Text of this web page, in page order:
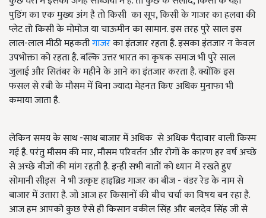
पुडिंग का एक मुख्य अंग है तो किसी का सूप, किसी के गाजर का हलवा की
प्लेट तो किसी के मोमोज या चाऊमीन का सामान. इस तरह पुरे साल इस
लाल-लाल मीठी महकतीगाजरका इंतजार रहता है. इसका इंतजार न केवल
उपभोक्ता को रहता है. बल्कि उत्तर भारत का कृषक समाज भी पुरे साल
जुलाई और सितंबर के महीने के आने का इंतजार करता है. क्योंकि इस
फसल से रबी के मौसम में बिना ज्यादा मेहनत किए अधिक मुनाफा भी
कमाया जाता है.
लेकिन समय के साथ -साथ बाजार में अधिक से अधिक पैदावार वाली किस्म
गई है. परंतु मौसम की मार, मौसम परिवर्तन और रोगों के कारण हर वर्ष अच्छे
से अच्छे बीजों की मांग रहती है. इन्ही सभी बातों को ध्यान में रखते हुए
सोमानी सीड्स ने भी उत्कृष्ट हाइब्रिड गाजर का बीज - वंडर रेड के नाम से
बाजार में उतारा है. जो आज हर किसानों की बीच चर्चा का विषय बन रहा है.
आज हम आपको कुछ ऐसे ही किसान वकील सिंह और बलदेव सिंह जी से